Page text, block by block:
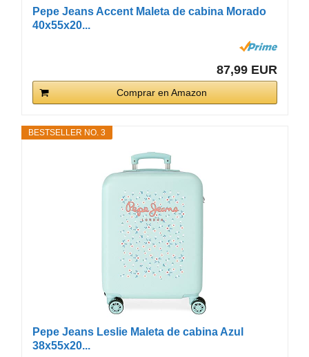
Pepe Jeans Accent Maleta de cabina Morado
40x55x20...
87,99 EUR
Comprar en Amazon
BESTSELLER NO. 3
Pepe Jeans Leslie Maleta de cabina Azul
38x55x20...